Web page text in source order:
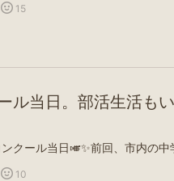
15
ル当日。部活生活も
10